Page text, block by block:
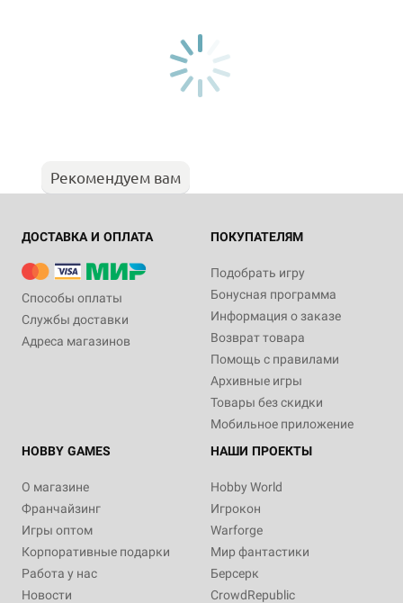
Рекомендуем вам
ДОСТАВКА И ОПЛАТА
Способы оплаты
Службы доставки
Адреса магазинов
ПОКУПАТЕЛЯМ
Подобрать игру
Бонусная программа
Информация о заказе
Возврат товара
Помощь с правилами
Архивные игры
Товары без скидки
Мобильное приложение
HOBBY GAMES
О магазине
Франчайзинг
Игры оптом
Корпоративные подарки
Работа у нас
Новости
НАШИ ПРОЕКТЫ
Hobby World
Игрокон
Warforge
Мир фантастики
Берсерк
CrowdRepublic